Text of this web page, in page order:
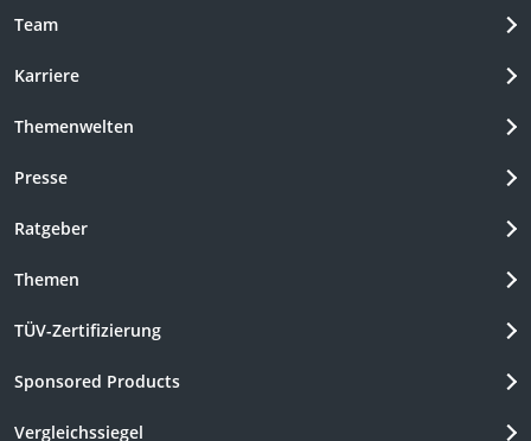
Team
Karriere
Themenwelten
Presse
Ratgeber
Themen
TÜV-Zertifizierung
Sponsored Products
Vergleichssiegel